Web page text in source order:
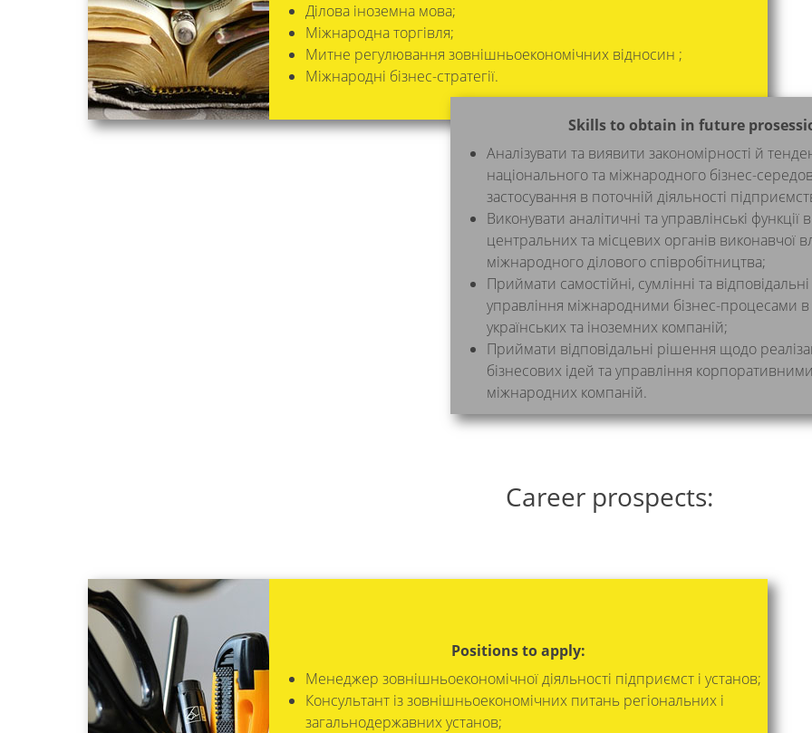
Ділова іноземна мова;
Міжнародна торгівля;
Митне регулювання зовнішньоекономічних відносин ;
Міжнародні бізнес-стратегії.
Skills to obtain in future
Аналізувати та виявити закономірності й
національного та міжнародного бізнес-
застосування в поточній діяльності
Виконувати аналітичні та управлінські функції
центральних та місцевих органів виконавчої
міжнародного ділового співробітництва;
Приймати самостійні, сумлінні та
управління міжнародними бізнес-процесами в
українських та іноземних компаній;
Приймати відповідальні рішення щодо
бізнесових ідей та управління
міжнародних компаній.
Career prospects:
Positions to apply:
Менеджер зовнішньоекономічної діяльності підприємст і установ;
Консультант із зовнішньоекономічних питань регіональних і
загальнодержавних установ;